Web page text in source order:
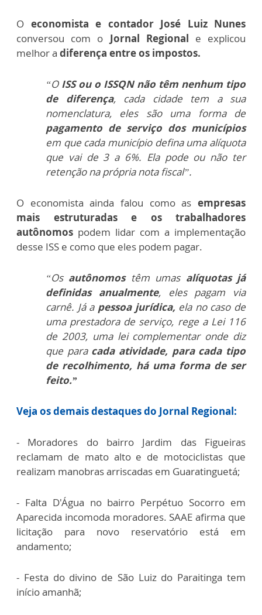
O economista e contador José Luiz Nunes
conversou com o Jornal Regional e explicou
melhor a diferença entre os impostos.
“O ISS ou o ISSQN não têm nenhum tipo
de diferença, cada cidade tem a sua
nomenclatura, eles são uma forma de
pagamento de serviço dos municípios
em que cada município defina uma alíquota
que vai de 3 a 6%. Ela pode ou não ter
retenção na própria nota fiscal”.
O economista ainda falou como as empresas
mais estruturadas e os trabalhadores
autônomos podem lidar com a implementação
desse ISS e como que eles podem pagar.
“Os autônomos têm umas alíquotas já
definidas anualmente, eles pagam via
carnê. Já a pessoa jurídica, ela no caso de
uma prestadora de serviço, rege a Lei 116
de 2003, uma lei complementar onde diz
que para cada atividade, para cada tipo
de recolhimento, há uma forma de ser
feito.”
Veja os demais destaques do Jornal Regional:
- Moradores do bairro Jardim das Figueiras
reclamam de mato alto e de motociclistas que
realizam manobras arriscadas em Guaratinguetá;
- Falta D'Água no bairro Perpétuo Socorro em
Aparecida incomoda moradores. SAAE afirma que
licitação para novo reservatório está em
andamento;
- Festa do divino de São Luiz do Paraitinga tem
início amanhã;